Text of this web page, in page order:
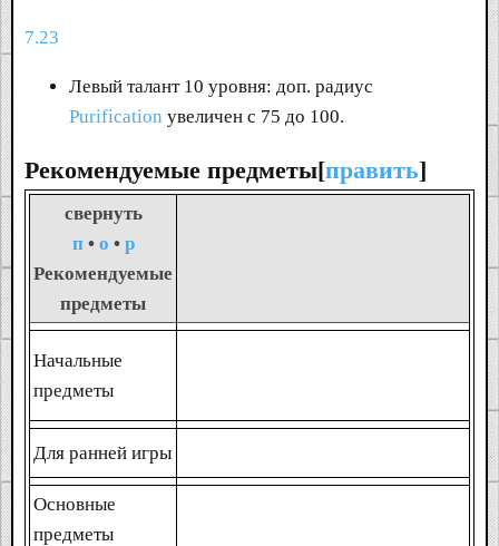
7.23
Левый талант 10 уровня: доп. радиус
Purification увеличен с 75 до 100.
Рекомендуемые предметы[править]
свернуть
п• о • р
Рекомендуемые
предметы
Начальные
предметы
Для ранней игры
Основные
предметы